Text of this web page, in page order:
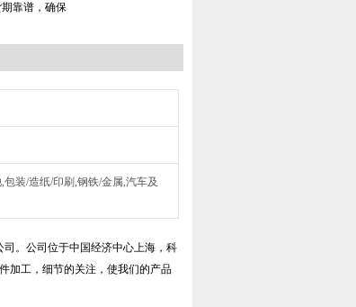
靠谱，确保
包装/造纸/印刷,钢铁/金属,汽车及
。公司位于中国经济中心上海，科
加工，细节的关注，使我们的产品